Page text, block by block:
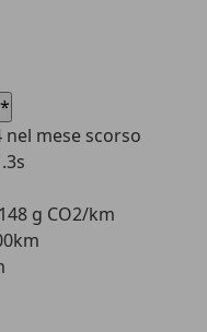
mese scorso
g CO2/km